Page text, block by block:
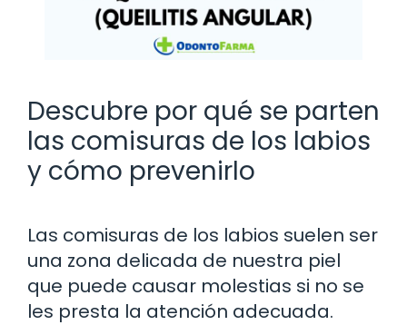
Descubre por qué se parten
las comisuras de los labios
y cómo prevenirlo
Las comisuras de los labios suelen ser
una zona delicada de nuestra piel
que puede causar molestias si no se
les presta la atención adecuada.